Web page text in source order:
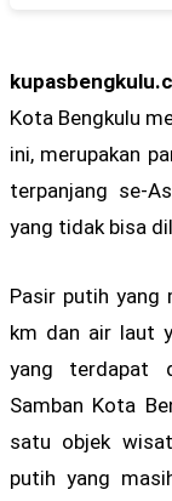
Kota Bengkulu
ini, merupakan
terpanjang se-
yang tidak bisa
Pasir putih yang
km dan air laut
yang terdapat
Samban Kota
satu objek
putih yang